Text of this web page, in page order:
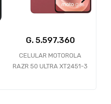
G.
CELULAR MOTOROLA
RAZR 50 ULTRA XT2451-3